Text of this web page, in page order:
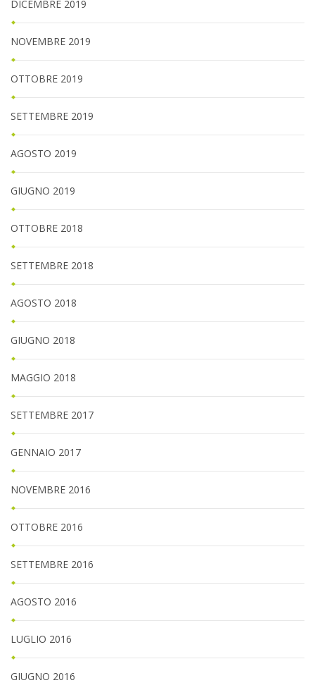
DICEMBRE 2019
NOVEMBRE 2019
OTTOBRE 2019
SETTEMBRE 2019
AGOSTO 2019
GIUGNO 2019
OTTOBRE 2018
SETTEMBRE 2018
AGOSTO 2018
GIUGNO 2018
MAGGIO 2018
SETTEMBRE 2017
GENNAIO 2017
NOVEMBRE 2016
OTTOBRE 2016
SETTEMBRE 2016
AGOSTO 2016
LUGLIO 2016
GIUGNO 2016